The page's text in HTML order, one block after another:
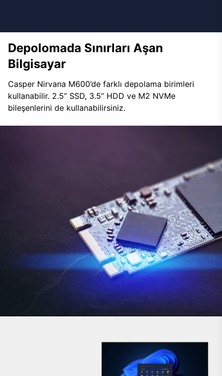
Depolomada Sınırları Aşan
Bilgisayar
Casper Nirvana M600’de farklı depolama birimleri
kullanabilir. 2.5’’ SSD, 3.5’’ HDD ve M2 NVMe
bileşenlerini de kullanabilirsiniz.